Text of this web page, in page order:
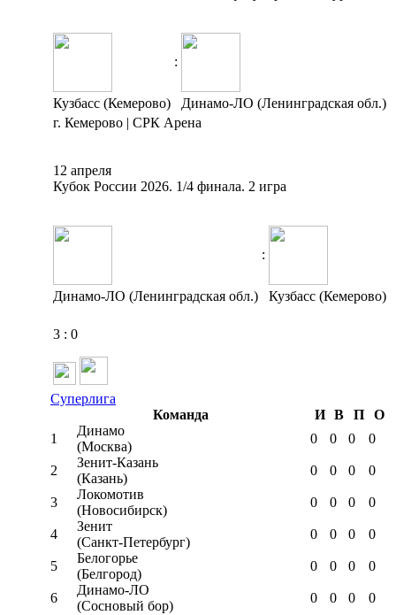
:
Кузбасс (Кемерово)
Динамо-ЛО (Ленинградская обл.)
г. Кемерово | СРК Арена
12 апреля
Кубок России 2026. 1/4 финала. 2 игра
:
Динамо-ЛО (Ленинградская обл.) Кузбасс (Кемерово)
3 : 0
Суперлига
Команда
И В П
О
1
Динамо
(Москва)
0 0 0 0
2
Зенит-Казань
(Казань)
0 0 0 0
3
Локомотив
(Новосибирск)
0 0 0 0
4
Зенит
(Санкт-Петербург)
0 0 0 0
5
Белогорье
(Белгород)
0 0 0 0
6
Динамо-ЛО
(Сосновый бор)
0 0 0 0